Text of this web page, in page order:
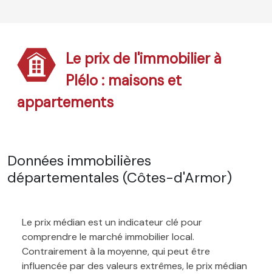
Le prix de l'immobilier à
Plélo : maisons et
appartements
Données immobilières
départementales (Côtes-d'Armor)
Le prix médian est un indicateur clé pour
comprendre le marché immobilier local.
Contrairement à la moyenne, qui peut être
influencée par des valeurs extrêmes, le prix médian